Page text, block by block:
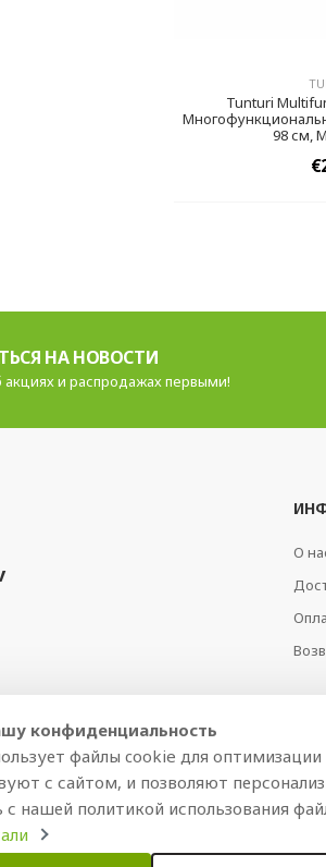
Tunturi
98 см,
НА НОВОСТИ
акциях и распродажах первыми!
О
конфиденциальность
файлы cookie для
с сайтом, и позволяют
с нашей политикой использования